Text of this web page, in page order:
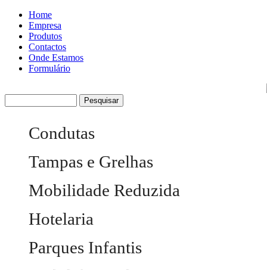
Home
Empresa
Produtos
Contactos
Onde Estamos
Formulário
Condutas
Acessórios
Tampas e Grelhas
Tampas Quadradas
Tampas Rebaixadas
Mobilidade Reduzida
Sanitários
Hotelaria
Dispensadores
Parques Infantis